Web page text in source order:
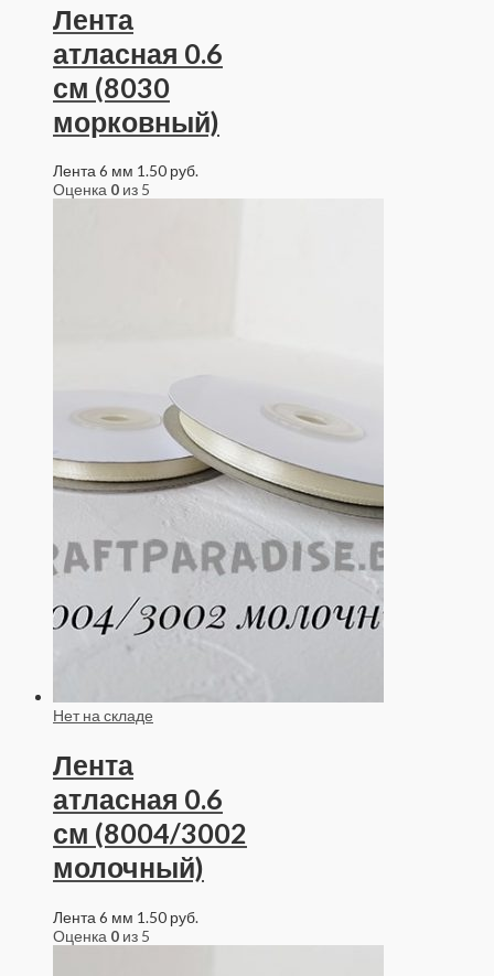
Лента
атласная 0.6
см (8030
морковный)
Лента 6 мм 1.50 руб.
Оценка 0 из 5
Нет на складе
Лента
атласная 0.6
см (8004/3002
молочный)
Лента 6 мм 1.50 руб.
Оценка 0 из 5